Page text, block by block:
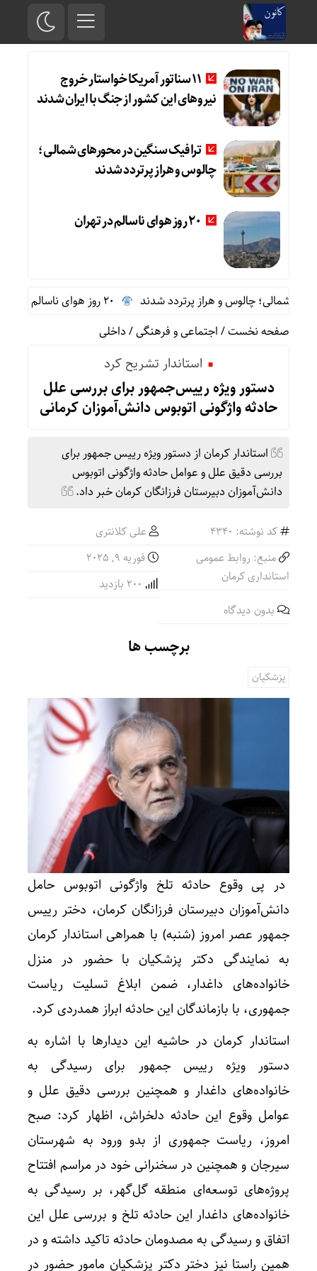
11 سناتور آمریکا خواستار خروج
نیروهای این کشور از جنگ با ایران شدند
ترافیک سنگین در محورهای شمالی؛
چالوس و هراز پرتردد شدند
20 روز هوای ناسالم در تهران
شمالی؛ چالوس و هراز پرتردد شدند
20 روز هوای ناسالم در تهران
صفحه نخست/اجتماعی و فرهنگی/داخلی
استاندار تشریح کرد
دستور ویژه رییس‌جمهور برای بررسی علل
حادثه واژگونی اتوبوس دانش‌آموزان کرمانی
استاندار کرمان از دستور ویژه رییس جمهور برای
بررسی دقیق علل و عوامل حادثه واژگونی اتوبوس
دانش‌آموزان دبیرستان فرزانگان کرمان خبر داد.
کد نوشته: 4340
علی کلانتری
منبع: روابط عمومی
استانداری کرمان
فوریه 9, 2025
بدون دیدگاه
برچسب ها
پزشکیان
در پی وقوع حادثه تلخ واژگونی اتوبوس حامل
دانش‌آموزان دبیرستان فرزانگان کرمان، دختر رییس
جمهور عصر امروز (شنبه) با همراهی استاندار کرمان
به نمایندگی دکتر پزشکیان با حضور در منزل
خانواده‌های داغدار، ضمن ابلاغ تسلیت ریاست
جمهوری، با بازماندگان این حادثه ابراز همدردی کرد.
استاندار کرمان در حاشیه این دیدارها با اشاره به
دستور ویژه رییس جمهور برای رسیدگی به
خانواده‌های داغدار و همچنین بررسی دقیق علل و
عوامل وقوع این حادثه دلخراش، اظهار کرد: صبح
امروز، ریاست جمهوری از بدو ورود به شهرستان
سیرجان و همچنین در سخنرانی خود در مراسم افتتاح
پروژه‌های توسعه‌ای منطقه گل‌گهر، بر رسیدگی به
خانواده‌های داغدار این حادثه تلخ و بررسی علل این
اتفاق و رسیدگی به مصدومان حادثه تاکید داشته و در
همین راستا نیز دختر دکتر پزشکیان مامور حضور در